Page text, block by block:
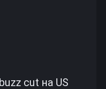
cut на US